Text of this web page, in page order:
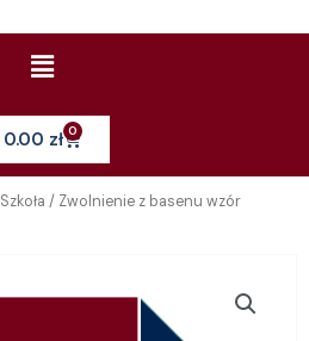
Menu
0.00 zł 0Cart
Szkoła / Zwolnienie z basenu wzór